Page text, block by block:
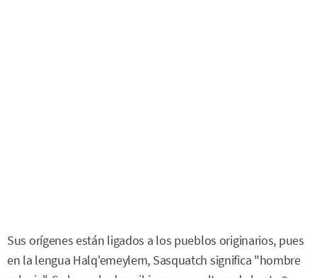
Sus orígenes están ligados a los pueblos originarios, pues
en la lengua Halq'emeylem, Sasquatch significa "hombre